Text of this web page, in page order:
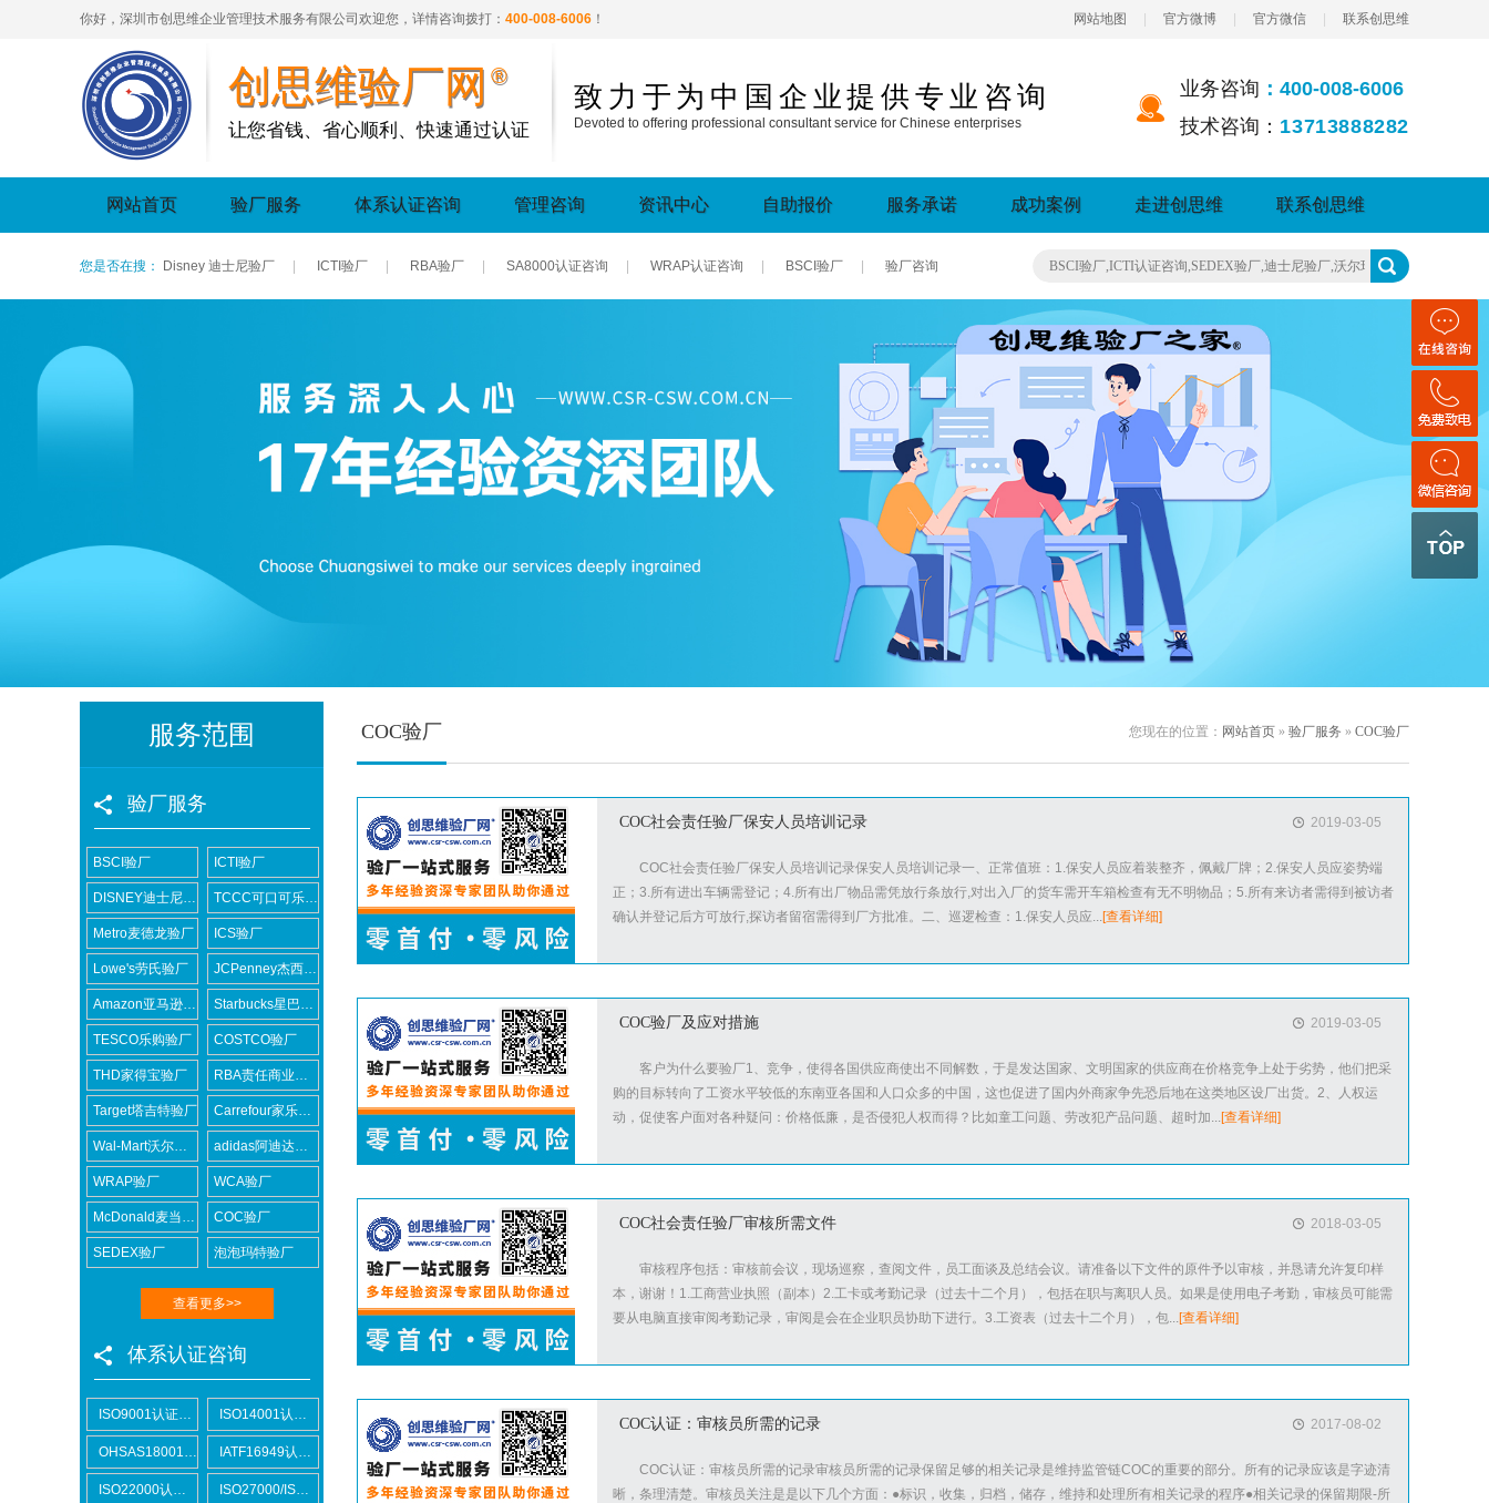
你好，深圳市创思维企业管理技术服务有限公司欢迎您，详情咨询拨打： 400-008-6006 ！ 网站地图 官方微博 官方微信 联系创思维
创思维验厂网 ®
让您省钱、省心顺利、快速通过认证
致力于为中国企业提供专业咨询
Devoted to offering professional consultant service for Chinese enterprises
业务咨询 ：400-008-6006
技术咨询： 13713888282
网站首页 验厂服务 体系认证咨询 管理咨询 资讯中心 自助报价 服务承诺 成功案例 走进创思维 联系创思维
您是否在搜： Disney 迪士尼验厂 ICTI验厂 RBA验厂 SA8000认证咨询 WRAP认证咨询 BSCI验厂 验厂咨询
服务范围
验厂服务
BSCI验厂 ICTI验厂
DISNEY迪士尼验厂 TCCC可口可乐验厂
Metro麦德龙验厂 ICS验厂
Lowe's劳氏验厂 JCPenney杰西潘尼验厂
Amazon亚马逊验厂 Starbucks星巴克验厂
TESCO乐购验厂 COSTCO验厂
THD家得宝验厂 RBA责任商业联盟认证咨询
Target塔吉特验厂 Carrefour家乐福验厂
Wal-Mart沃尔玛验厂 adidas阿迪达斯验厂
WRAP验厂 WCA验厂
McDonald麦当劳验厂 COC验厂
SEDEX验厂 泡泡玛特验厂
查看更多>>
体系认证咨询
ISO9001认证咨询 ISO14001认证咨询
OHSAS18001认证咨询 IATF16949认证咨询
ISO22000认证咨询 ISO27000/ISO27001认证咨询
COC验厂 您现在的位置： 网站首页 » 验厂服务 » COC验厂
COC社会责任验厂保安人员培训记录 2019-03-05
COC社会责任验厂保安人员培训记录保安人员培训记录一、正常值班：1.保安人员应着装整齐，佩戴厂牌；2.保安人员应姿势端
正；3.所有进出车辆需登记；4.所有出厂物品需凭放行条放行,对出入厂的货车需开车箱检查有无不明物品；5.所有来访者需得到被访者
确认并登记后方可放行,探访者留宿需得到厂方批准。二、巡逻检查：1.保安人员应...[查看详细]
COC验厂及应对措施 2019-03-05
客户为什么要验厂1、竞争，使得各国供应商使出不同解数，于是发达国家、文明国家的供应商在价格竞争上处于劣势，他们把采
购的目标转向了工资水平较低的东南亚各国和人口众多的中国，这也促进了国内外商家争先恐后地在这类地区设厂出货。2、人权运
动，促使客户面对各种疑问：价格低廉，是否侵犯人权而得？比如童工问题、劳改犯产品问题、超时加...[查看详细]
COC社会责任验厂审核所需文件 2018-03-05
审核程序包括：审核前会议，现场巡察，查阅文件，员工面谈及总结会议。请准备以下文件的原件予以审核，并恳请允许复印样
本，谢谢！1.工商营业执照（副本）2.工卡或考勤记录（过去十二个月），包括在职与离职人员。如果是使用电子考勤，审核员可能需
要从电脑直接审阅考勤记录，审阅是会在企业职员协助下进行。3.工资表（过去十二个月），包...[查看详细]
COC认证：审核员所需的记录 2017-08-02
COC认证：审核员所需的记录审核员所需的记录保留足够的相关记录是维持监管链COC的重要的部分。所有的记录应该是字迹清
晰，条理清楚。审核员关注是是以下几个方面：●标识，收集，归档，储存，维持和处理所有相关记录的程序●相关记录的保留期限-所